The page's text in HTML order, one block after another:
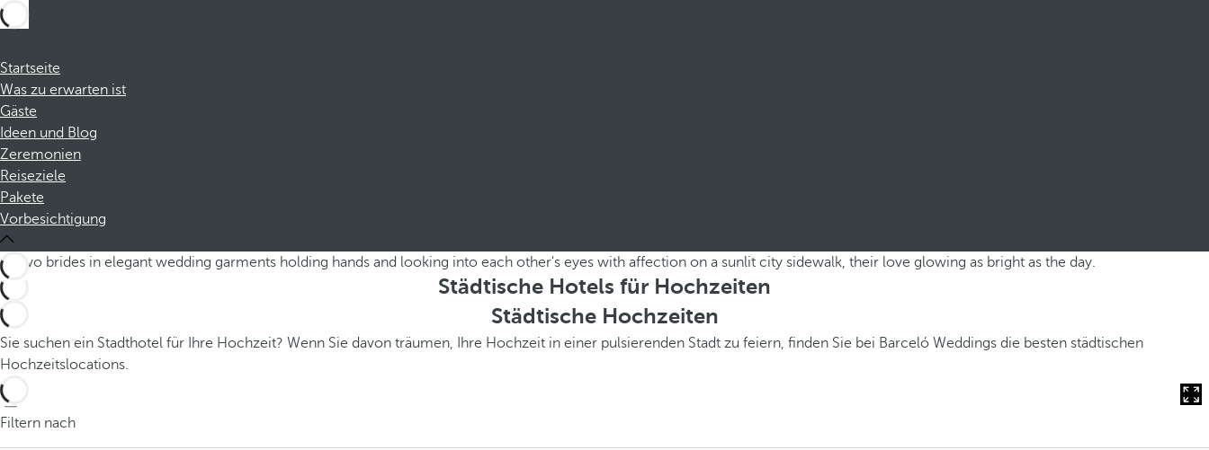
Startseite
Was zu erwarten ist
Gäste
Ideen und Blog
Zeremonien
Reiseziele
Pakete
Vorbesichtigung
Städtische Hotels für Hochzeiten
Städtische Hochzeiten
Sie suchen ein Stadthotel für Ihre Hochzeit? Wenn Sie davon träumen, Ihre Hochzeit in einer pulsierenden Stadt zu feiern, finden Sie bei Barceló Weddings die besten städtischen
Hochzeitslocations.
Filtern nach